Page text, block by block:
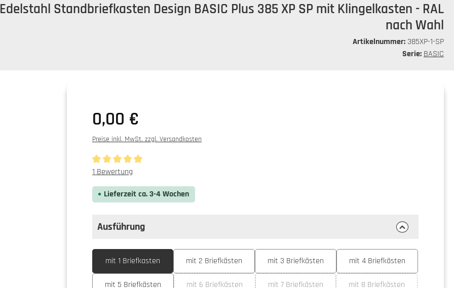
Standbriefkasten Design BASIC Plus 385 XP SP mit Klingelkasten - RAL
nach Wahl
Artikelnummer: 385XP-1-SP
Serie: BASIC
0,00 €
Preise inkl. MwSt. zzgl. Versandkosten
Durchschnittliche Bewertung von 5 von 5 Sternen
1 Bewertung
Lieferzeit ca. 3-4 Wochen
Ausführung
Ausführungauswählen
mit 1 Briefkasten mit 2 Briefkästen mit 3 Briefkästen mit 4 Briefkästen
mit 5 Briefkästen mit 6 Briefkästen mit 7 Briefkästen mit 8 Briefkästen